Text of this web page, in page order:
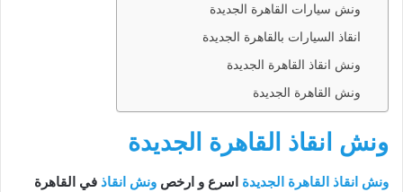
ونش سيارات القاهرة الجديدة
انقاذ السيارات بالقاهرة الجديدة
ونش انقاذ القاهرة الجديدة
ونش القاهرة الجديدة
ونش انقاذ القاهرة الجديدة
ونش انقاذ القاهرة الجديدة اسرع و ارخص ونش انقاذ في القاهرة